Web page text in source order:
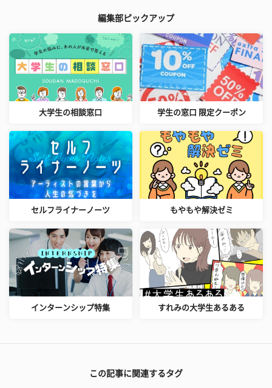
編集部ピックアップ
大学生の相談窓口 学生の窓口 限定クーポン
セルフライナーノーツ もやもや解決ゼミ
インターンシップ特集 すれみの大学生あるある
この記事に関連するタグ